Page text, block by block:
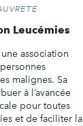
Leucémies
association
malignes. Sa
à l’avancée
pour toutes
et de faciliter la